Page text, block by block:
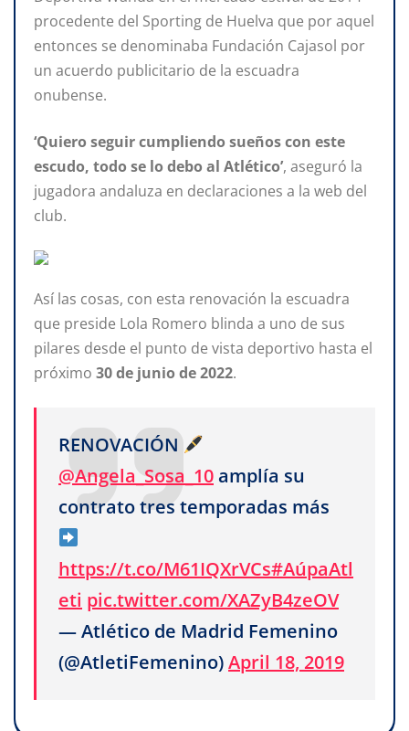
procedente del Sporting de Huelva que por aquel
entonces se denominaba Fundación Cajasol por
un acuerdo publicitario de la escuadra
onubense.
‘Quiero seguir cumpliendo sueños con este
escudo, todo se lo debo al Atlético’, aseguró la
jugadora andaluza en declaraciones a la web del
club.
Así las cosas, con esta renovación la escuadra
que preside Lola Romero blinda a uno de sus
pilares desde el punto de vista deportivo hasta el
próximo 30 de junio de 2022.
RENOVACIÓN
@Angela_Sosa_10amplía su
contrato tres temporadas más
https://t.co/M61IQXrVCs#AúpaAtl
eti pic.twitter.com/XAZyB4zeOV
— Atlético de Madrid Femenino
(@AtletiFemenino)April 18, 2019